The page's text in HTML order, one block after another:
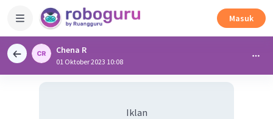
Masuk
Chena R
01 Oktober 2023 10:08
Iklan